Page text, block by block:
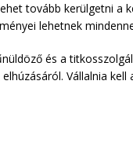
tovább kerülgetni a
lehetnek
és a
Vállalnia kell